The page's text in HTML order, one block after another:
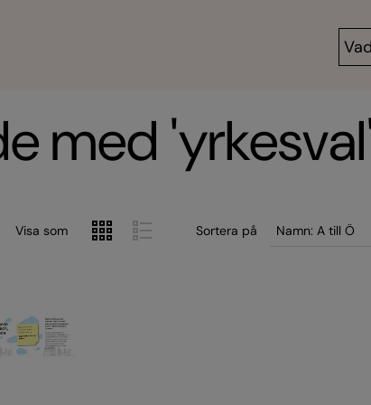
med
Visa som Sortera på Namn: A till Ö